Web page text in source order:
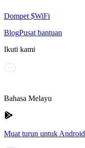
Dompet $WiFi
BlogPusat bantuan
Ikuti kami
Bahasa Melayu
Muat turun untuk Android